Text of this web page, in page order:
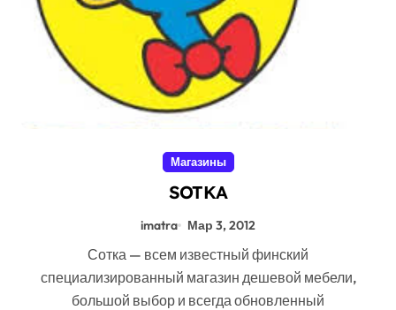
Магазины
SOTKA
imatra Мар 3, 2012
Сотка — всем известный финский
специализированный магазин дешевой мебели,
большой выбор и всегда обновленный